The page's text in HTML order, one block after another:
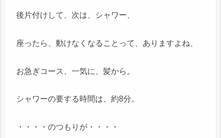
後片付けして、次は、シャワー、
座ったら、動けなくなることって、ありますよね、
お急ぎコース、一気に、髪から。
シャワーの要する時間は、約8分。
・・・・のつもりが・・・・